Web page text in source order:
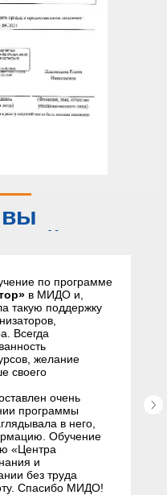
по программе
в МИДО и,
такую поддержку
Всегда
желание
своего
очень
программы
в него,
Обучение
«Центра
и
без труда
Спасибо МИДО!